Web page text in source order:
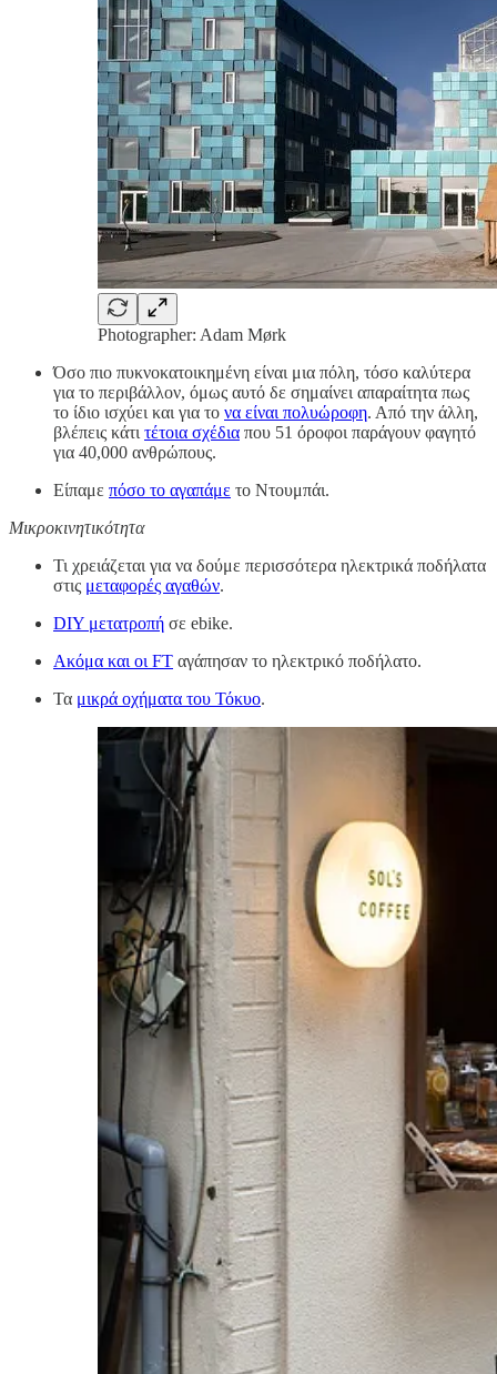
Photographer: Adam Mørk
Όσο πιο πυκνοκατοικημένη είναι μια πόλη, τόσο καλύτερα
για το περιβάλλον, όμως αυτό δε σημαίνει απαραίτητα πως
το ίδιο ισχύει και για το να είναι πολυώροφη. Από την άλλη,
βλέπεις κάτι τέτοια σχέδια που 51 όροφοι παράγουν φαγητό
για 40,000 ανθρώπους.
Είπαμε πόσο το αγαπάμε το Ντουμπάι.
Μικροκινητικότητα
Τι χρειάζεται για να δούμε περισσότερα ηλεκτρικά ποδήλατα
στις μεταφορές αγαθών.
DIY μετατροπή σε ebike.
Ακόμα και οι FT αγάπησαν το ηλεκτρικό ποδήλατο.
Τα μικρά οχήματα του Τόκυο.